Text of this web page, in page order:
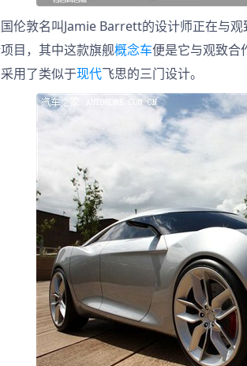
伦敦名叫Jamie Barrett的设计师正在与
目，其中这款旗舰概念车便是它与观致合
用了类似于现代飞思的三门设计。